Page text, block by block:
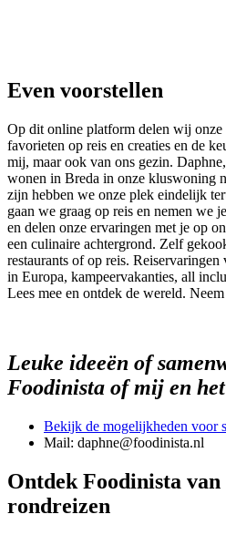
Even voorstellen
Op dit online platform delen wij
favorieten op reis en creaties en de
mij, maar ook van ons gezin.
wonen in Breda in onze kluswoning
zijn hebben we onze plek eindelijk
gaan we graag op reis en nemen we
en delen onze ervaringen met je op
een culinaire achtergrond. Zelf
restaurants of op reis.
in Europa, kampeervakanties, all
Lees mee en ontdek de wereld.
Leuke ideeën of
Foodinista of mij en
Bekijk de mogelijkheden voor
Mail: daphne@foodinista.nl
Ontdek Foodinista
rondreizen